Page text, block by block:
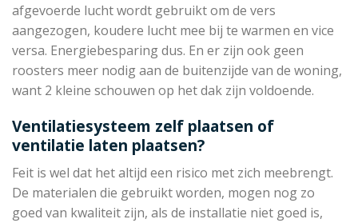
afgevoerde lucht wordt gebruikt om de vers
aangezogen, koudere lucht mee bij te warmen en vice
versa. Energiebesparing dus. En er zijn ook geen
roosters meer nodig aan de buitenzijde van de woning,
want 2 kleine schouwen op het dak zijn voldoende.
Ventilatiesysteem zelf plaatsen of
ventilatie laten plaatsen?
Feit is wel dat het altijd een risico met zich meebrengt.
De materialen die gebruikt worden, mogen nog zo
goed van kwaliteit zijn, als de installatie niet goed is,